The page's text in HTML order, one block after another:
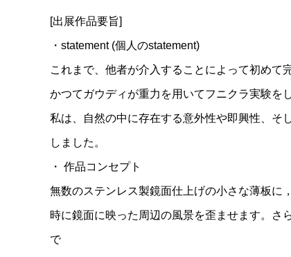
[出展作品要旨]
・statement (個人のstatement)
これまで、他者が介入することによって初めて
かつてガウディが重力を用いてフニクラ実験を
私は、自然の中に存在する意外性や即興性、そ
しました。
・ 作品コンセプト
無数のステンレス製鏡面仕上げの小さな薄板に
時に鏡面に映った周辺の風景を歪ませます。さ
で